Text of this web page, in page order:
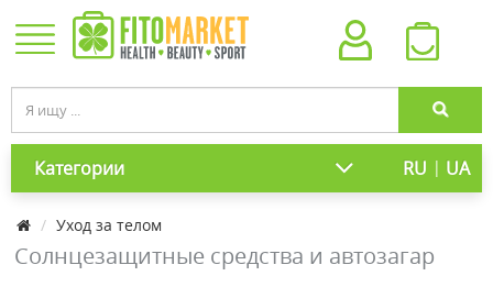
Категории RU | UA
Уход за телом
Солнцезащитные средства и автозагар